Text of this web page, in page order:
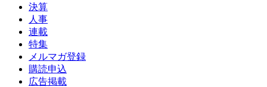
決算
人事
連載
特集
メルマガ登録
購読申込
広告掲載